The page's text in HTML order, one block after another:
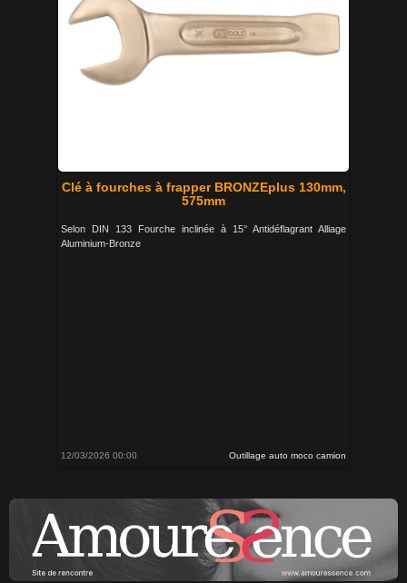
Clé à fourches à frapper BRONZEplus 130mm,
575mm
Selon DIN 133 Fourche inclinée à 15° Antidéflagrant Alliage
Aluminium-Bronze
12/03/2026 00:00 Outillage auto moco camion